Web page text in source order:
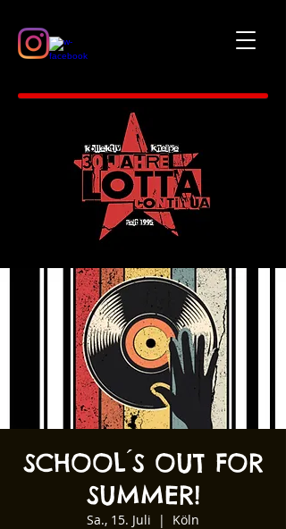
SCHOOL ́S OUT FOR
SUMMER!
Sa., 15. Juli
  |
Köln